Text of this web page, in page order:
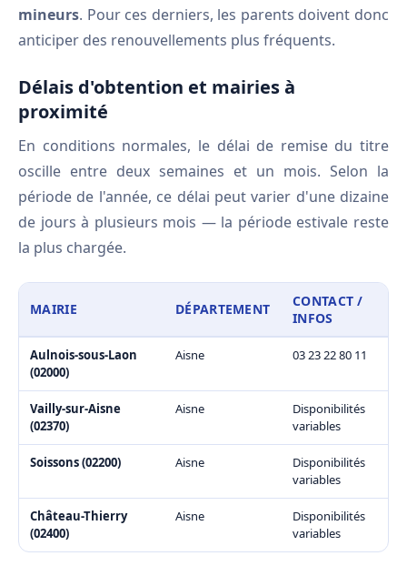
mineurs. Pour ces derniers, les parents doivent donc
anticiper des renouvellements plus fréquents.
Délais d'obtention et mairies à
proximité
En conditions normales, le délai de remise du titre
oscille entre deux semaines et un mois. Selon la
période de l'année, ce délai peut varier d'une dizaine
de jours à plusieurs mois — la période estivale reste
la plus chargée.
MAIRIE DÉPARTEMENT
CONTACT /
INFOS
Aulnois-sous-Laon
(02000)
Aisne 03 23 22 80 11
Vailly-sur-Aisne
(02370)
Aisne
Disponibilités
variables
Soissons (02200) Aisne
Disponibilités
variables
Château-Thierry
(02400)
Aisne
Disponibilités
variables